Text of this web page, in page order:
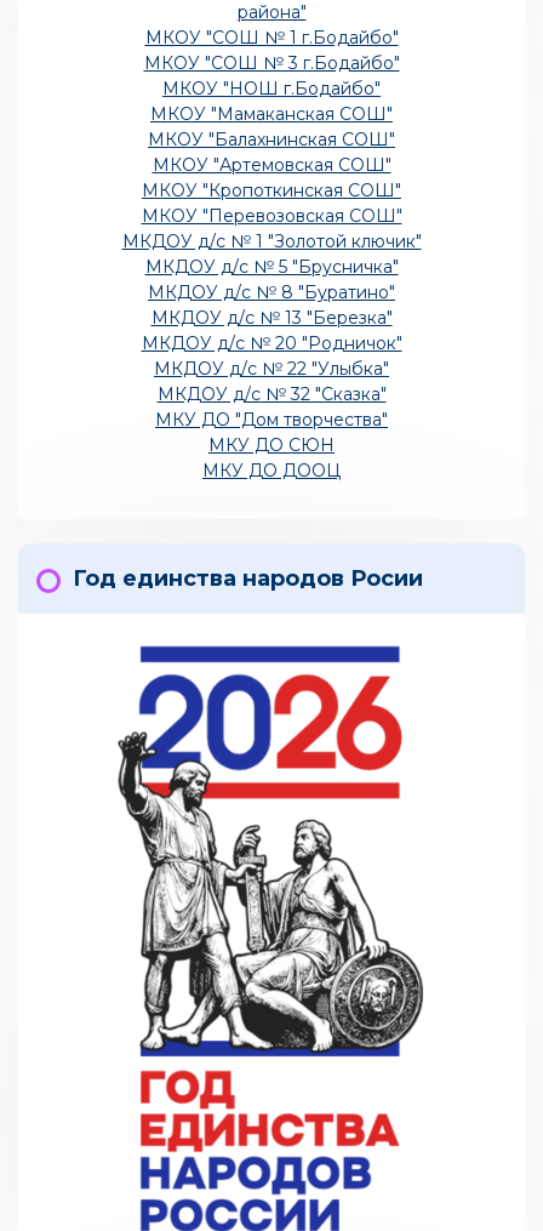
района"
МКОУ "СОШ № 1 г.Бодайбо"
МКОУ "СОШ № 3 г.Бодайбо"
МКОУ "НОШ г.Бодайбо"
МКОУ "Мамаканская СОШ"
МКОУ "Балахнинская СОШ"
МКОУ "Артемовская СОШ"
МКОУ "Кропоткинская СОШ"
МКОУ "Перевозовская СОШ"
МКДОУ д/с № 1 "Золотой ключик"
МКДОУ д/с № 5 "Брусничка"
МКДОУ д/с № 8 "Буратино"
МКДОУ д/с № 13 "Березка"
МКДОУ д/с № 20 "Родничок"
МКДОУ д/с № 22 "Улыбка"
МКДОУ д/с № 32 "Сказка"
МКУ ДО "Дом творчества"
МКУ ДО СЮН
МКУ ДО ДООЦ
Год единства народов Росии